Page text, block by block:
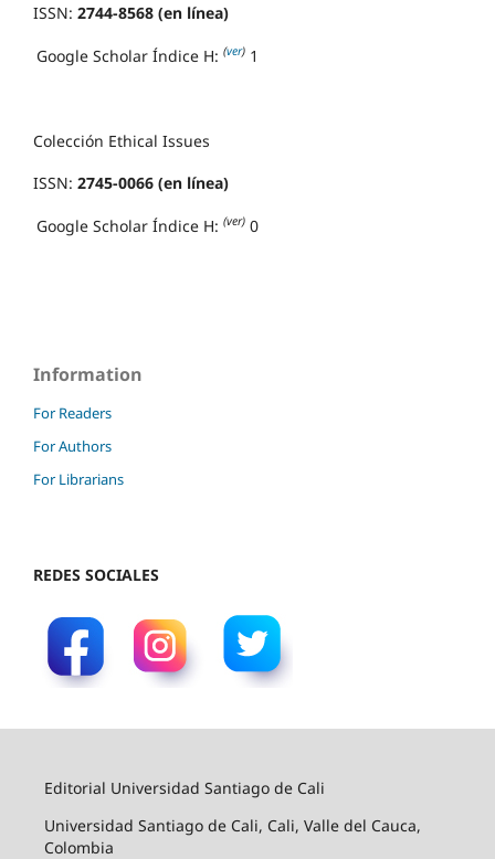
ISSN: 2744-8568 (en línea)
Google Scholar Índice H: (ver) 1
Colección Ethical Issues
ISSN: 2745-0066 (en línea)
Google Scholar Índice H: (ver) 0
Information
For Readers
For Authors
For Librarians
REDES SOCIALES
Editorial Universidad Santiago de Cali
Universidad Santiago de Cali, Cali, Valle del Cauca,
Colombia